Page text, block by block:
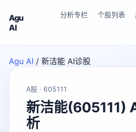
Agu
AI
分析专栏 个股列表
Agu AI / 新洁能 AI诊股
A股 · 605111
新洁能(605111)
析